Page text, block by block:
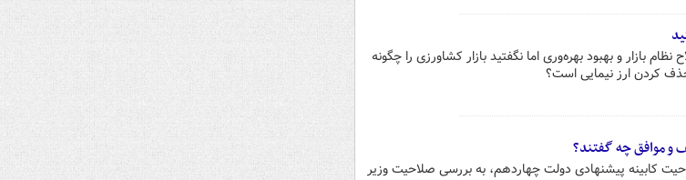
بازار و بهبود بهره‌وری اما نگفتید بازار کشاورزی را چگونه
کردن ارز نیمایی است؟
و موافق چه گفتند؟
کابینه پیشنهادی دولت چهاردهم، به بررسی صلاحیت وزیر